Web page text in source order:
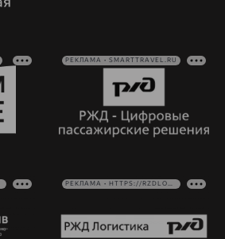
РЕКЛАМА • SMARTTRAVEL.RU
РЕКЛАМА • HTTPS://RZDLOG.RU/